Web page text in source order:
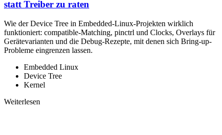
statt Treiber zu raten
Wie der Device Tree in Embedded-Linux-Projekten wirklich
funktioniert: compatible-Matching, pinctrl und Clocks, Overlays für
Gerätevarianten und die Debug-Rezepte, mit denen sich Bring-up-
Probleme eingrenzen lassen.
Embedded Linux
Device Tree
Kernel
Weiterlesen